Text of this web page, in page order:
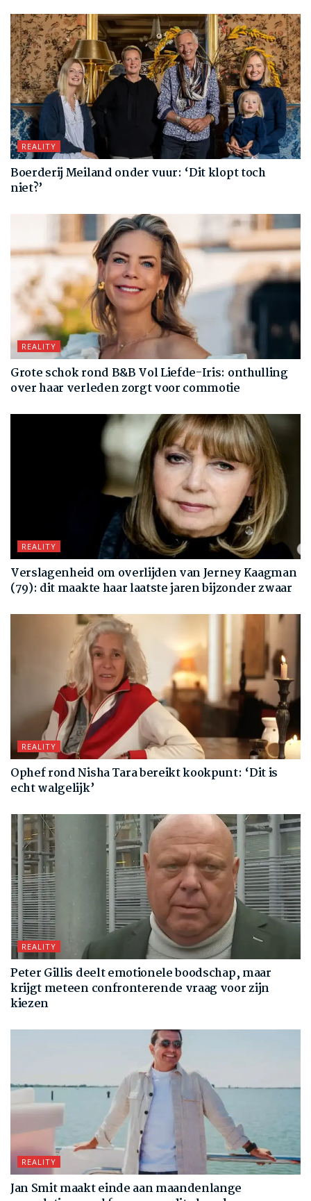
REALITY
Boerderij Meiland onder vuur: ‘Dit klopt toch
niet?’
REALITY
Grote schok rond B&B Vol Liefde-Iris: onthulling
over haar verleden zorgt voor commotie
REALITY
Verslagenheid om overlijden van Jerney Kaagman
(79): dit maakte haar laatste jaren bijzonder zwaar
REALITY
Ophef rond Nisha Tara bereikt kookpunt: ‘Dit is
echt walgelijk’
REALITY
Peter Gillis deelt emotionele boodschap, maar
krijgt meteen confronterende vraag voor zijn
kiezen
REALITY
Jan Smit maakt einde aan maandenlange